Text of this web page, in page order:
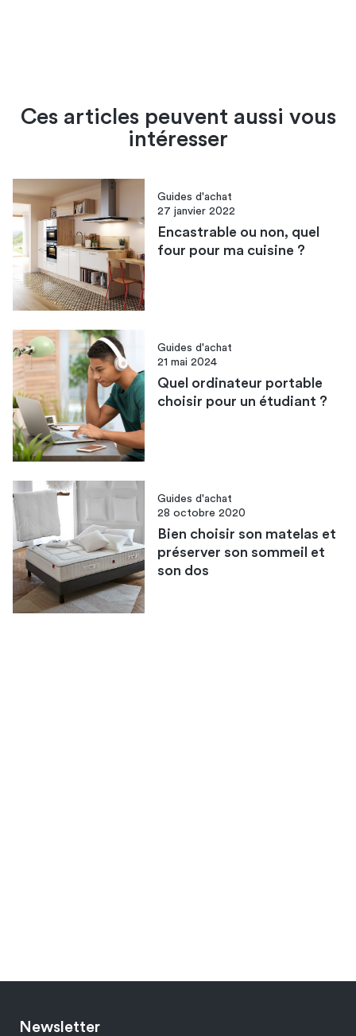
Ces articles peuvent aussi vous
intéresser
Guides d'achat
27 janvier 2022
Encastrable ou non, quel
four pour ma cuisine ?
Guides d'achat
21 mai 2024
Quel ordinateur portable
choisir pour un étudiant ?
Guides d'achat
28 octobre 2020
Bien choisir son matelas et
préserver son sommeil et
son dos
Newsletter